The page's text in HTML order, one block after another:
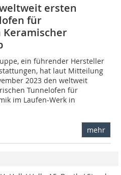
ersten
für
ein führender Hersteller
hat laut Mitteilung
2023 den weltweit
Tunnelofen für
im Laufen-Werk in
mehr